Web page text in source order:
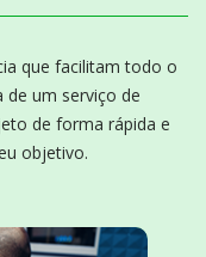
que facilitam todo o
um serviço de
de forma rápida e
objetivo.